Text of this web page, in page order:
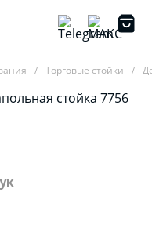
Торговые стойки